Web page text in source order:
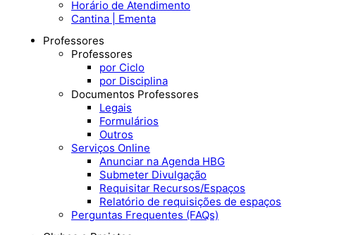
Horário de Atendimento
Cantina | Ementa
Professores
Professores
por Ciclo
por Disciplina
Documentos Professores
Legais
Formulários
Outros
Serviços Online
Anunciar na Agenda HBG
Submeter Divulgação
Requisitar Recursos/Espaços
Relatório de requisições de espaços
Perguntas Frequentes (FAQs)